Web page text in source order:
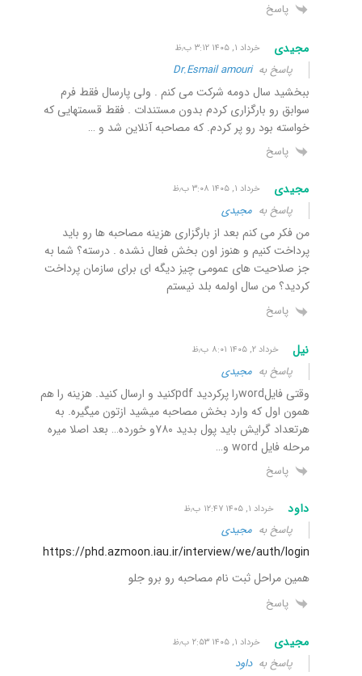
پاسخ
مجیدی خرداد ۱, ۱۴۰۵ ۳:۱۲ ب٫ظ
پاسخ بهDr.Esmail amouri
ببخشید سال دومه شرکت می کنم . ولی پارسال فقط فرم
سوابق رو بارگزاری کردم بدون مستندات . فقط قسمتهایی که
خواسته بود رو پر کردم. که مصاحبه آنلاین شد و …
پاسخ
مجیدی خرداد ۱, ۱۴۰۵ ۳:۰۸ ب٫ظ
پاسخ به مجیدی
من فکر می کنم بعد از بارگزاری هزینه مصاحبه ها رو باید
پرداخت کنیم و هنوز اون بخش فعال نشده . درسته؟ شما به
جز صلاحیت های عمومی چیز دیگه ای برای سازمان پرداخت
کردید؟ من سال اولمه بلد نیستم
پاسخ
نیل خرداد ۲, ۱۴۰۵ ۸:۰۱ ب٫ظ
پاسخ به مجیدی
وقتی فایلwordرا پرکردید pdfکنید و ارسال کنید. هزینه را هم
همون اول که وارد بخش مصاحبه میشید ازتون میگیره. به
هرتعداد گرایش باید پول بدید ۷۸۰و خورده… بعد اصلا میره
مرحله فایل word و…
پاسخ
داود خرداد ۱, ۱۴۰۵ ۱۲:۴۷ ب٫ظ
پاسخ به مجیدی
https://phd.azmoon.iau.ir/interview/we/auth/login
همین مراحل ثبت نام مصاحبه رو برو جلو
پاسخ
مجیدی خرداد ۱, ۱۴۰۵ ۲:۵۳ ب٫ظ
پاسخ بهداود